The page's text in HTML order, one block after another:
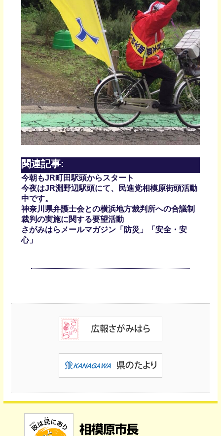
関連記事:
今朝もJR町田駅頭からスタート
今夜はJR淵野辺駅頭にて、民進党相模原街頭活動
中です。
神奈川県弁護士会との横浜地方裁判所への合議制
裁判の実施に関する要望活動
さがみはらメールマガジン「防災」「安全・安
心」